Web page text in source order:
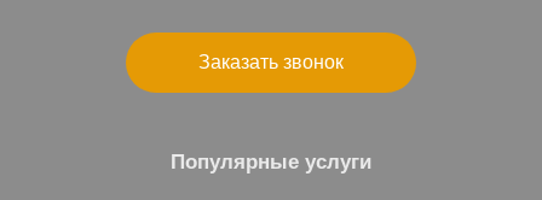
Заказать звонок
Популярные услуги